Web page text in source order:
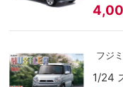
フジミ
1/24